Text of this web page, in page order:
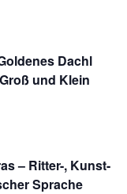
Dachl
und Klein
– Ritter-, Kunst-
Sprache